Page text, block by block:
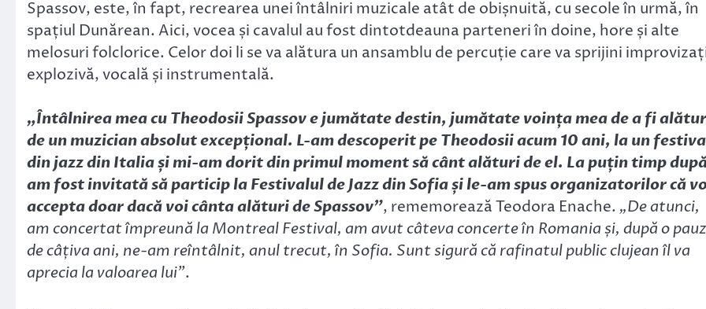
Spassov, este, în fapt, recrearea unei întâlniri muzicale atât de obișnuită, cu secole în urmă, în
spațiul Dunărean. Aici, vocea și cavalul au fost dintotdeauna parteneri în doine, hore și alte
melosuri folclorice. Celor doi li se va alătura un ansamblu de percuție care va sprijini
explozivă, vocală și instrumentală.
„Întâlnirea mea cu Theodosii Spassov e jumătate destin, jumătate voința mea de a fi
de un muzician absolut excepțional. L-am descoperit pe Theodosii acum 10 ani, la un
din jazz din Italia și mi-am dorit din primul moment să cânt alături de el. La puțin timp
am fost invitată să particip la Festivalul de Jazz din Sofia și le-am spus organizatorilor că
accepta doar dacă voi cânta alături de Spassov”, rememorează Teodora Enache. „De atunci,
am concertat împreună la Montreal Festival, am avut câteva concerte în Romania și, după o
de câțiva ani, ne-am reîntâlnit, anul trecut, în Sofia. Sunt sigură că rafinatul public clujean îl va
aprecia la valoarea lui”.